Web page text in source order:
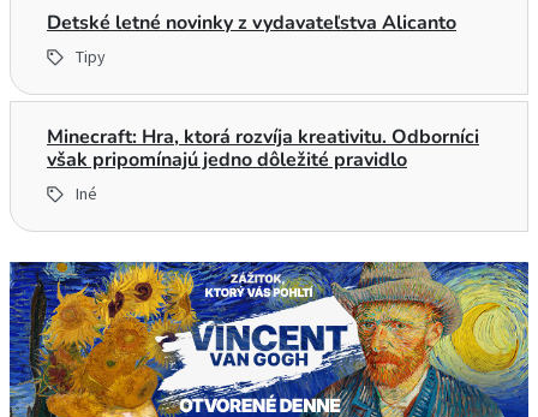
Detské letné novinky z vydavateľstva Alicanto
Tipy
Minecraft: Hra, ktorá rozvíja kreativitu. Odborníci
však pripomínajú jedno dôležité pravidlo
Iné